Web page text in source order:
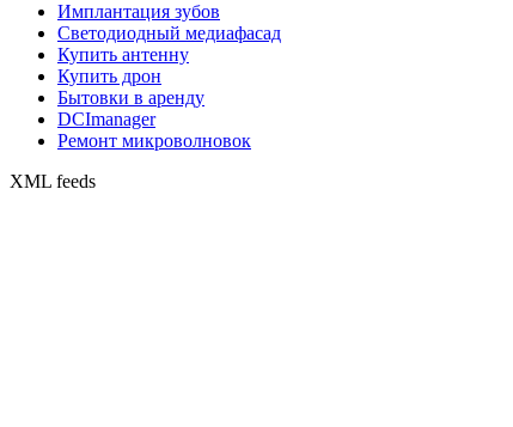
Имплантация зубов
Светодиодный медиафасад
Купить антенну
Купить дрон
Бытовки в аренду
DCImanager
Ремонт микроволновок
XML feeds